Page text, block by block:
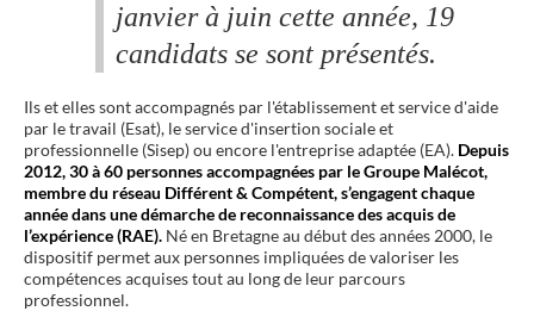
janvier à juin cette année, 19
candidats se sont présentés.
Ils et elles sont accompagnés par l'établissement et service d'aide
par le travail (Esat), le service d'insertion sociale et
professionnelle (Sisep) ou encore l'entreprise adaptée (EA). Depuis
2012, 30 à 60 personnes accompagnées par le Groupe Malécot,
membre du réseau Différent & Compétent, s’engagent chaque
année dans une démarche de reconnaissance des acquis de
l’expérience (RAE). Né en Bretagne au début des années 2000, le
dispositif permet aux personnes impliquées de valoriser les
compétences acquises tout au long de leur parcours
professionnel.